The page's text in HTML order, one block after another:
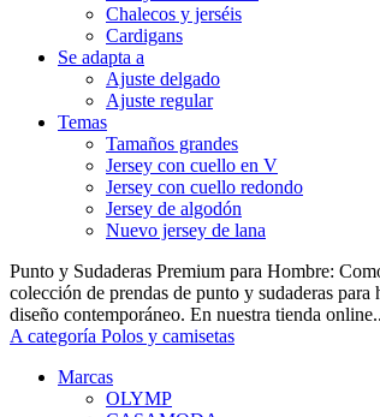
Chalecos y jerséis
Cardigans
Se adapta a
Ajuste delgado
Ajuste regular
Temas
Tamaños grandes
Jersey con cuello en V
Jersey con cuello redondo
Jersey de algodón
Nuevo jersey de lana
Punto y Sudaderas Premium para Hombre:
colección de prendas de punto y sudaderas
diseño contemporáneo. En nuestra tienda
A categoría Polos y camisetas
Marcas
OLYMP